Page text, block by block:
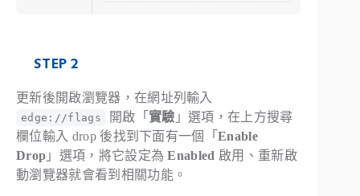
STEP 2
更新後開啟瀏覽器，在網址列輸入
edge://flags 開啟「實驗 」選項，在上方搜尋
欄位輸入 drop 後找到下面有一個「Enable
Drop 」選項，將它設定為Enabled 啟用、重新啟
動瀏覽器就會看到相關功能。